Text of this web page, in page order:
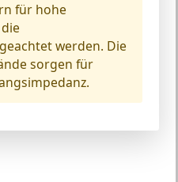
für hohe
werden. Die
sorgen für